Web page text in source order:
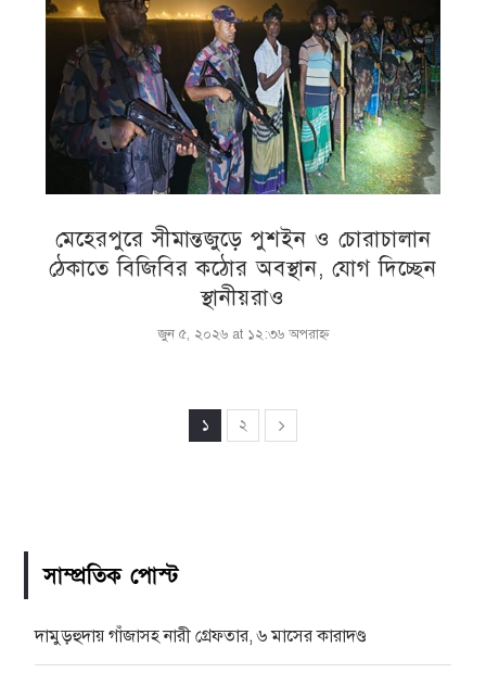
মেহেরপুরে সীমান্তজুড়ে পুশইন ও চোরাচালান
ঠেকাতে বিজিবির কঠোর অবস্থান, যোগ দিচ্ছেন
স্থানীয়রাও
জুন ৫, ২০২৬ at ১২:৩৬ অপরাহ্ণ
১ ২
সাম্প্রতিক পোস্ট
দামুড়হুদায় গাঁজাসহ নারী গ্রেফতার, ৬ মাসের কারাদণ্ড